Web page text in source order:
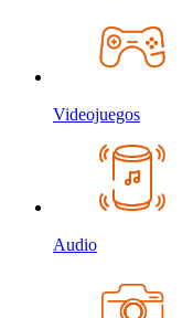
Videojuegos
Audio